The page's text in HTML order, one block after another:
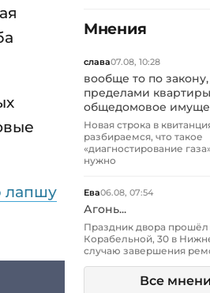
лапшу
Мнения
слава07.08, 10:28
вообще то по закону,
пределами
общедомовое
Новая строка в
разбираемся, что такое
«диагностирование
нужно
Ева06.08, 07:54
Агонь...
Праздник двора прошёл
Корабельной, 30 в
случаю завершения
Все